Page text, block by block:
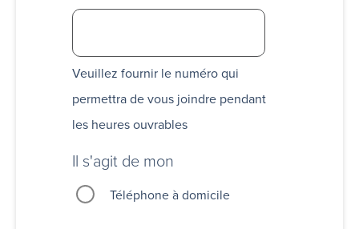
Veuillez fournir le numéro qui
permettra de vous joindre pendant
les heures ouvrables
Il s'agit de mon
Téléphone à domicile